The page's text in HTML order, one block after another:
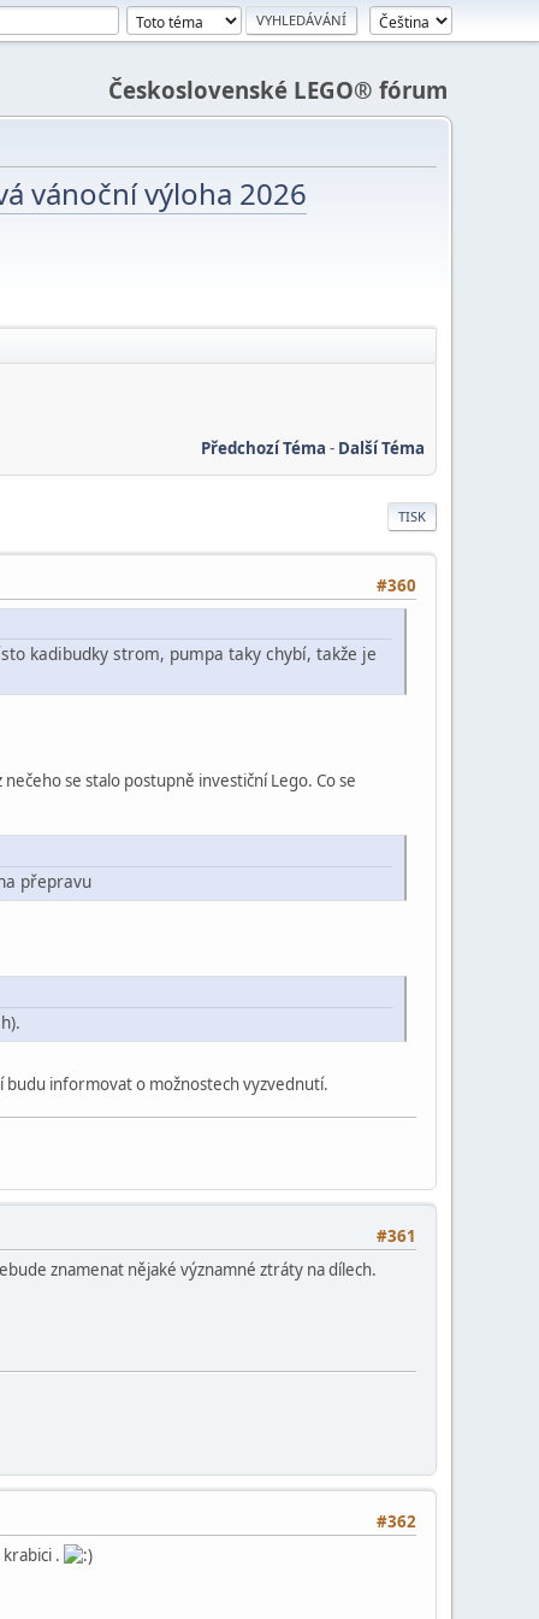
Československé LEGO® fórum
vánoční výloha 2026
Předchozí Téma - Další Téma
TISK
#360
kadibudky strom, pumpa taky chybí, takže je
se stalo postupně investiční Lego. Co se
přepravu
budu informovat o možnostech vyzvednutí.
#361
znamenat nějaké významné ztráty na dílech.
#362
.